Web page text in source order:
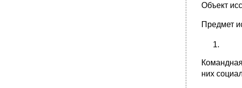
Объект
Предмет
них